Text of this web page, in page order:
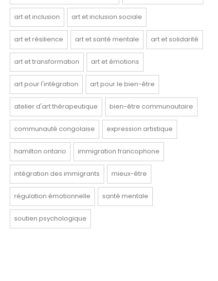
art et inclusion art et inclusion sociale
art et résilience art et santé mentale art et solidarité
art et transformation art et émotions
art pour l'intégration art pour le bien-être
atelier d'art thérapeutique bien-être communautaire
communauté congolaise expression artistique
hamilton ontario immigration francophone
intégration des immigrants mieux-être
régulation émotionnelle santé mentale
soutien psychologique